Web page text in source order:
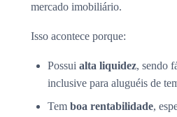
mercado imobiliário.
Isso acontece porque:
Possui alta liquidez, sendo
inclusive para aluguéis de
Tem boa rentabilidade,